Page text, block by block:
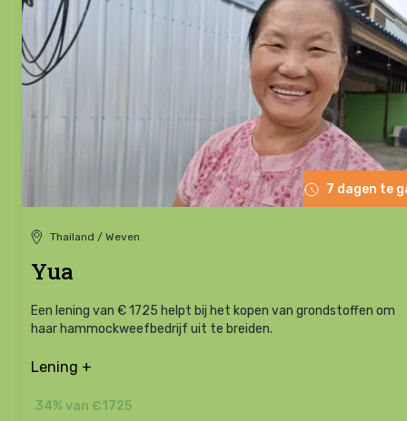
7 dagen te
Thailand / Weven
Yua
Een lening van € 1725 helpt bij het kopen van grondstoffen om
haar hammockweefbedrijf uit te breiden.
Lening +
34% van €1725